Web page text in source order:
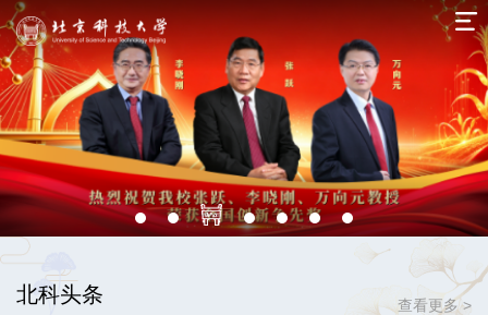
查看更多 >
北科头条